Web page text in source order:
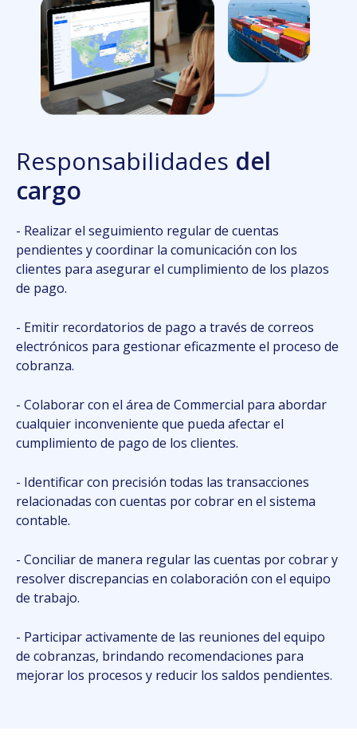
Responsabilidades del
cargo
- Realizar el seguimiento regular de cuentas
pendientes y coordinar la comunicación con los
clientes para asegurar el cumplimiento de los plazos
de pago.
- Emitir recordatorios de pago a través de correos
electrónicos para gestionar eficazmente el proceso de
cobranza.
- Colaborar con el área de Commercial para abordar
cualquier inconveniente que pueda afectar el
cumplimiento de pago de los clientes.
- Identificar con precisión todas las transacciones
relacionadas con cuentas por cobrar en el sistema
contable.
- Conciliar de manera regular las cuentas por cobrar y
resolver discrepancias en colaboración con el equipo
de trabajo.
- Participar activamente de las reuniones del equipo
de cobranzas, brindando recomendaciones para
mejorar los procesos y reducir los saldos pendientes.